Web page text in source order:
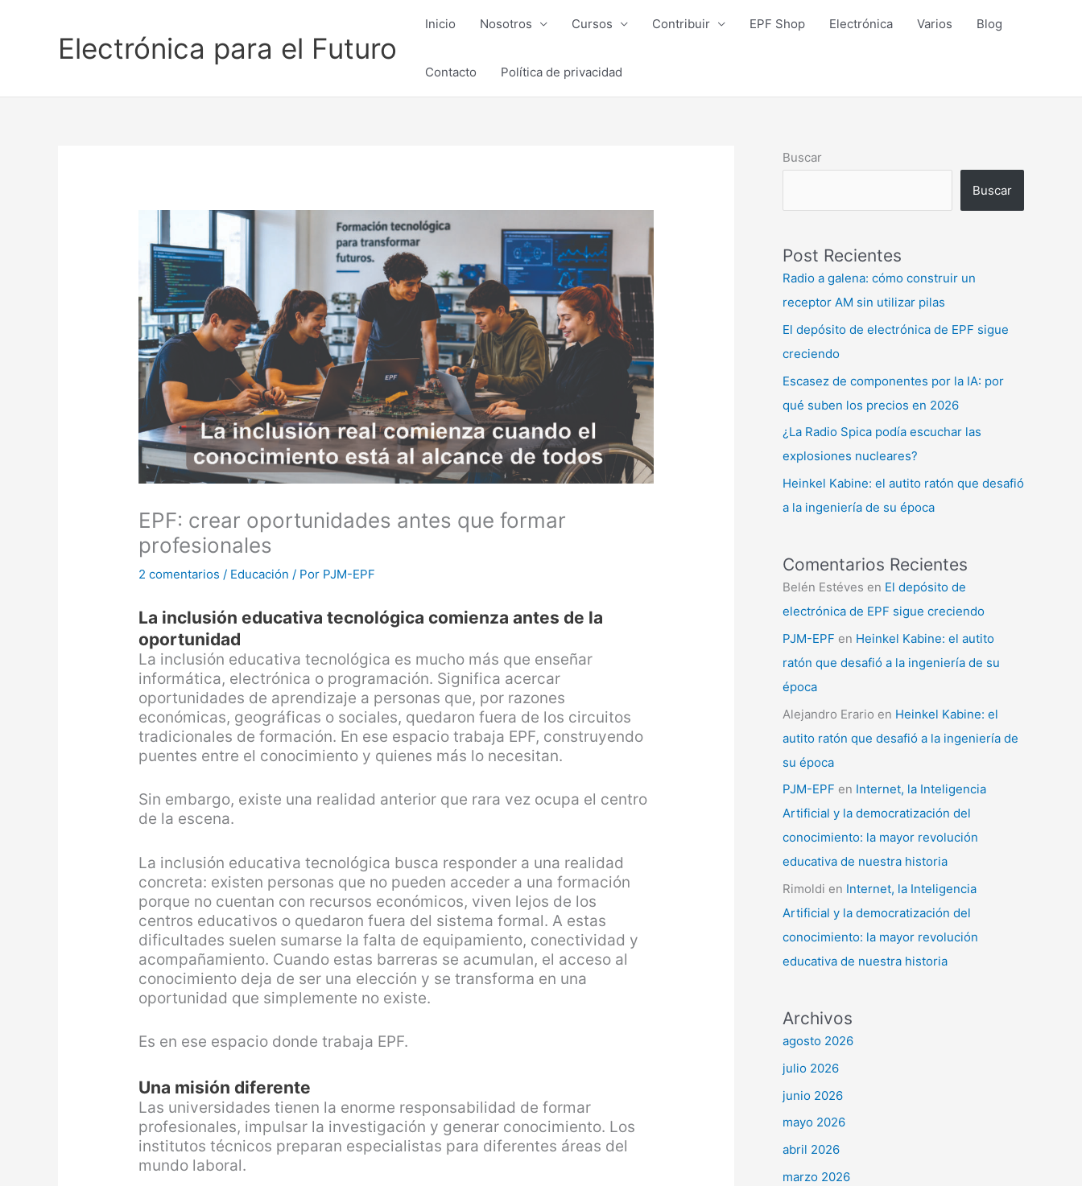
Electrónica para el Futuro
Inicio Nosotros Cursos Contribuir EPF Shop Electrónica Varios Blog
Contacto Política de privacidad
EPF: crear oportunidades antes que formar
profesionales
2 comentarios / Educación / Por PJM-EPF
La inclusión educativa tecnológica comienza antes de la
oportunidad
La inclusión educativa tecnológica es mucho más que enseñar
informática, electrónica o programación. Significa acercar
oportunidades de aprendizaje a personas que, por razones
económicas, geográficas o sociales, quedaron fuera de los circuitos
tradicionales de formación. En ese espacio trabaja EPF, construyendo
puentes entre el conocimiento y quienes más lo necesitan.
Sin embargo, existe una realidad anterior que rara vez ocupa el centro
de la escena.
La inclusión educativa tecnológica busca responder a una realidad
concreta: existen personas que no pueden acceder a una formación
porque no cuentan con recursos económicos, viven lejos de los
centros educativos o quedaron fuera del sistema formal. A estas
dificultades suelen sumarse la falta de equipamiento, conectividad y
acompañamiento. Cuando estas barreras se acumulan, el acceso al
conocimiento deja de ser una elección y se transforma en una
oportunidad que simplemente no existe.
Es en ese espacio donde trabaja EPF.
Una misión diferente
Las universidades tienen la enorme responsabilidad de formar
profesionales, impulsar la investigación y generar conocimiento. Los
institutos técnicos preparan especialistas para diferentes áreas del
mundo laboral.
Buscar
Buscar
Post Recientes
Radio a galena: cómo construir un
receptor AM sin utilizar pilas
El depósito de electrónica de EPF sigue
creciendo
Escasez de componentes por la IA: por
qué suben los precios en 2026
¿La Radio Spica podía escuchar las
explosiones nucleares?
Heinkel Kabine: el autito ratón que desafió
a la ingeniería de su época
Comentarios Recientes
Belén Estéves en El depósito de
electrónica de EPF sigue creciendo
PJM-EPF en Heinkel Kabine: el autito
ratón que desafió a la ingeniería de su
época
Alejandro Erario en Heinkel Kabine: el
autito ratón que desafió a la ingeniería de
su época
PJM-EPF en Internet, la Inteligencia
Artificial y la democratización del
conocimiento: la mayor revolución
educativa de nuestra historia
Rimoldi en Internet, la Inteligencia
Artificial y la democratización del
conocimiento: la mayor revolución
educativa de nuestra historia
Archivos
agosto 2026
julio 2026
junio 2026
mayo 2026
abril 2026
marzo 2026